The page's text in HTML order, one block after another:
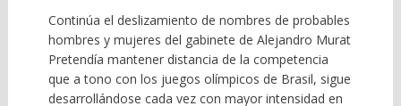
Continúa el deslizamiento de nombres de probables
hombres y mujeres del gabinete de Alejandro Murat
Pretendía mantener distancia de la competencia
que a tono con los juegos olímpicos de Brasil, sigue
desarrollándose cada vez con mayor intensidad en